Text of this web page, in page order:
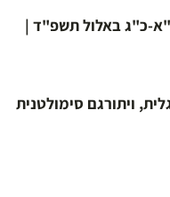
חמישי | 24-26.9.24, כ"א-כ"ג באלול תשפ"ד |
ויתורגם סימולטנית